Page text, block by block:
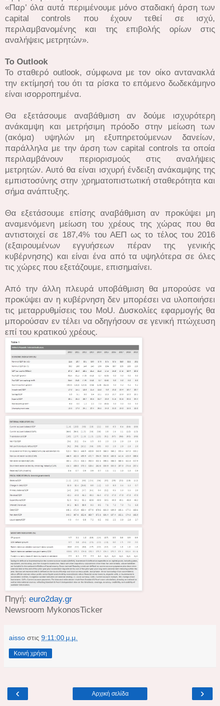
«Παρ’ όλα αυτά περιμένουμε μόνο σταδιακή άρση των
capital controls που έχουν τεθεί σε ισχύ,
περιλαμβανομένης και της επιβολής ορίων στις
αναλήψεις μετρητών».
To Outlook
Το σταθερό outlook, σύμφωνα με τον οίκο αντανακλά
την εκτίμησή του ότι τα ρίσκα το επόμενο δωδεκάμηνο
είναι ισορροπημένα.
Θα εξετάσουμε αναβάθμιση αν δούμε ισχυρότερη
ανάκαμψη και μετρήσιμη πρόοδο στην μείωση των
(ακόμα) υψηλών μη εξυπηρετούμενων δανείων,
παράλληλα με την άρση των capital controls τα οποία
περιλαμβάνουν περιορισμούς στις αναλήψεις
μετρητών. Αυτό θα είναι ισχυρή ένδειξη ανάκαμψης της
εμπιστοσύνης στην χρηματοπιστωτική σταθερότητα και
σήμα ανάπτυξης.
Θα εξετάσουμε επίσης αναβάθμιση αν προκύψει μη
αναμενόμενη μείωση του χρέους της χώρας που θα
αντιστοιχεί σε 187,4% του ΑΕΠ ως το τέλος του 2016
(εξαιρουμένων εγγυήσεων πέραν της γενικής
κυβέρνησης) και είναι ένα από τα υψηλότερα σε όλες
τις χώρες που εξετάζουμε, επισημαίνει.
Από την άλλη πλευρά υποβάθμιση θα μπορούσε να
προκύψει αν η κυβέρνηση δεν μπορέσει να υλοποιήσει
τις μεταρρυθμίσεις του MoU. Δυσκολίες εφαρμογής θα
μπορούσαν εν τέλει να οδηγήσουν σε γενική πτώχευση
επί του κρατικού χρέους.
Πηγή: euro2day.gr
Newsroom MykonosTicker
aisso στις 9:11:00 μ.μ.
Κοινή χρήση
‹ ›
Αρχική σελίδα